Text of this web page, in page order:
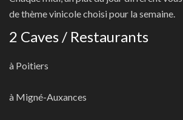
de thème vinicole choisi pour la semaine.
2 Caves / Restaurants
à Poitiers
à Migné-Auxances